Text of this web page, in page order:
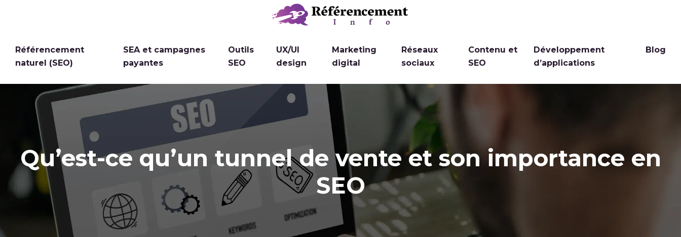
Référencement
naturel (SEO)
SEA et campagnes
payantes
Outils
SEO
UX/UI
design
Marketing
digital
Réseaux
sociaux
Contenu et
SEO
Développement
d’applications
Blog
Qu’est-ce qu’un tunnel de vente et son importance en
SEO